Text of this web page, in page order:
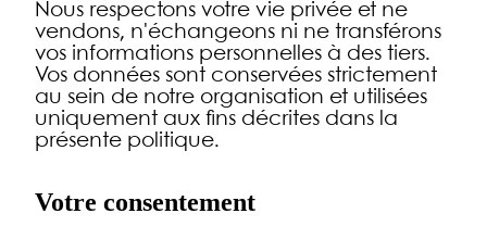
Nous respectons votre vie privée et ne
vendons, n'échangeons ni ne transférons
vos informations personnelles à des tiers.
Vos données sont conservées strictement
au sein de notre organisation et utilisées
uniquement aux fins décrites dans la
présente politique.
Votre consentement